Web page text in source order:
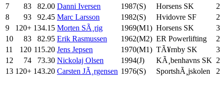
7
83 82.00 Danni Iversen 1987(S) Horsens SK
8
93 92.45 Marc Larsson 1982(S) Hvidovre SF
9
120+ 134.15 Morten SÃ¸rig 1969(M1) Horsens SK
10
83 82.95 Erik Rasmussen 1962(M2) ER Powerlifting
11
120 115.20 Jens Jepsen 1970(M1) TÃ¥rnby SK
12
74 73.30 Nickolaj Olsen 1994(J) KÃ¸benhavns SK
13 120+ 143.20 Carsten JÃ¸rgensen 1976(S) SportshÃ¸jskolen